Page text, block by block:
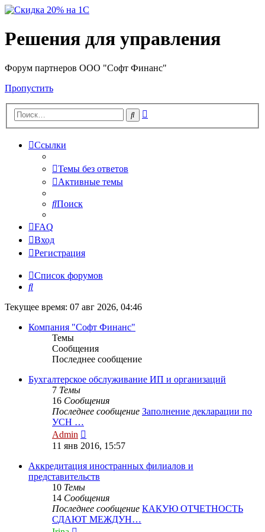
Решения для управления
Форум партнеров ООО "Софт Финанс"
Пропустить
Поиск
Ссылки
Темы без ответов
Активные темы
Поиск
FAQ
Вход
Регистрация
Список форумов
Поиск
Текущее время: 07 авг 2026, 04:46
Компания "Софт Финанс"
Темы
Сообщения
Последнее сообщение
Бухгалтерское обслуживание ИП и организаций
7 Темы
16 Сообщения
Последнее сообщение Заполнение декларации по
УСН …
Admin
к
сообщению
11 янв 2016, 15:57
Аккредитация иностранных филиалов и
представительств
10 Темы
14 Сообщения
Последнее сообщение КАКУЮ ОТЧЕТНОСТЬ
СДАЮТ МЕЖДУН…